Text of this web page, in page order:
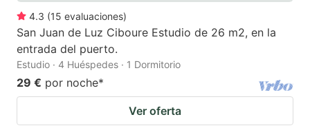
4.3 (15 evaluaciones)
San Juan de Luz Ciboure Estudio de 26 m2, en la
entrada del puerto.
Estudio · 4 Huéspedes · 1 Dormitorio
29 € por noche*
Ver oferta